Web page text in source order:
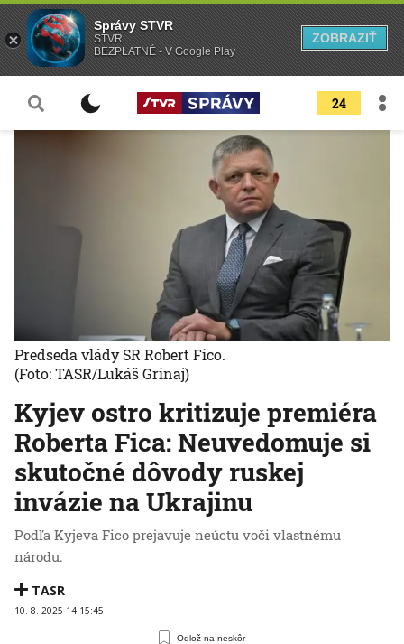
24
Kyjev ostro kritizuje premiéra
Roberta Fica: Neuvedomuje si
skutočné dôvody ruskej
invázie na Ukrajinu
Podľa Kyjeva Fico prejavuje neúctu voči vlastnému
národu.
TASR
10. 8. 2025 14:15:45
Odlož na neskôr
Predseda vlády SR Robert Fico.
(Foto: TASR/Lukáš Grinaj)
Správy STVR
STVR
BEZPLATNÉ - V Google Play
ZOBRAZIŤ